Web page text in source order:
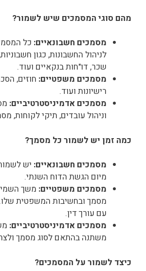
מהם סוגי המסמכים שיש לשמור?
מסמכים חשבונאיים: כל
לניהול החשבונות, כגון
שכר, דו"חות בנקאיים ועוד.
מסמכים משפטיים: חוזים,
רישיונות ועוד.
מסמכים אדמיניסטרטיביים:
וניהול עובדים, תיקי לקוחות,
כמה זמן יש לשמור כל מסמך?
מסמכים חשבונאיים:
מיום הגשת הדוח השנתי.
מסמכים משפטיים: משך
מסמך ובחשיבות המשפטית
עם עורך דין.
מסמכים אדמיניסטרטיביים:
משתנה בהתאם לסוג מסמך
כיצד לשמור על המסמכים?